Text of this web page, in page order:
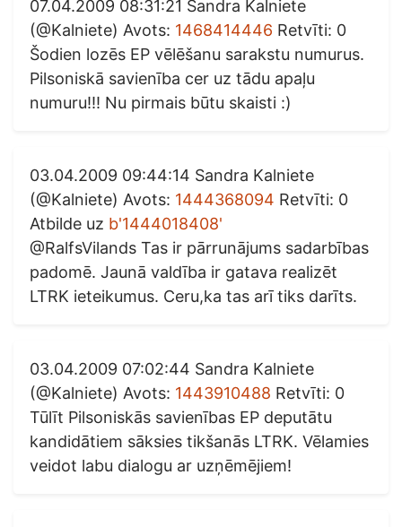
07.04.2009 08:31:21 Sandra Kalniete
(@Kalniete) Avots: 1468414446 Retvīti: 0
Šodien lozēs EP vēlēšanu sarakstu numurus.
Pilsoniskā savienība cer uz tādu apaļu
numuru!!! Nu pirmais būtu skaisti :)
03.04.2009 09:44:14 Sandra Kalniete
(@Kalniete) Avots: 1444368094 Retvīti: 0
Atbilde uz b'1444018408'
@RalfsVilands Tas ir pārrunājums sadarbības
padomē. Jaunā valdība ir gatava realizēt
LTRK ieteikumus. Ceru,ka tas arī tiks darīts.
03.04.2009 07:02:44 Sandra Kalniete
(@Kalniete) Avots: 1443910488 Retvīti: 0
Tūlīt Pilsoniskās savienības EP deputātu
kandidātiem sāksies tikšanās LTRK. Vēlamies
veidot labu dialogu ar uzņēmējiem!